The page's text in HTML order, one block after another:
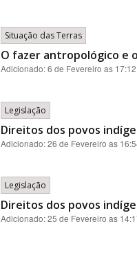
Situação das Terras
O fazer antropológico e
Adicionado:6 de Fevereiro as 17:12
Legislação
Direitos dos povos
Adicionado:26 de Fevereiro as
Legislação
Direitos dos povos
Adicionado:25 de Fevereiro as